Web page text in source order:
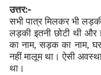
उत्तर:-
सभी पात्र मिलकर भी
लड़की इतनी छोटी थी और
का नाम, सड़क का नाम,
नहीं मालूम था। ऐसी
था।